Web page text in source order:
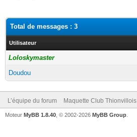
Total de messages : 3
Utilisateur
Loloskymaster
Doudou
L’équipe du forum Maquette Club Thionvillois
Moteur MyBB 1.8.40 , © 2002-2026 MyBB Group